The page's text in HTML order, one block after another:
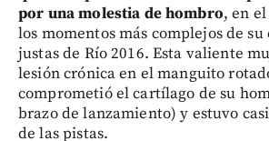
por una molestia de hombro, en
los momentos más complejos de
justas de Río 2016. Esta valiente
lesión crónica en el manguito
comprometió el cartílago de su
brazo de lanzamiento) y estuvo
de las pistas.